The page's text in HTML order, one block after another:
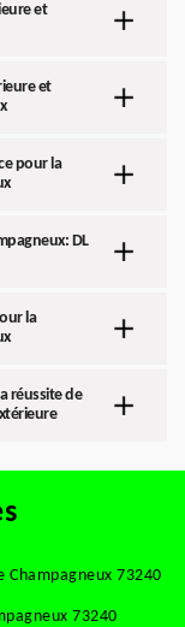
et
et
pour la
DL
la
réussite de
73240
73240